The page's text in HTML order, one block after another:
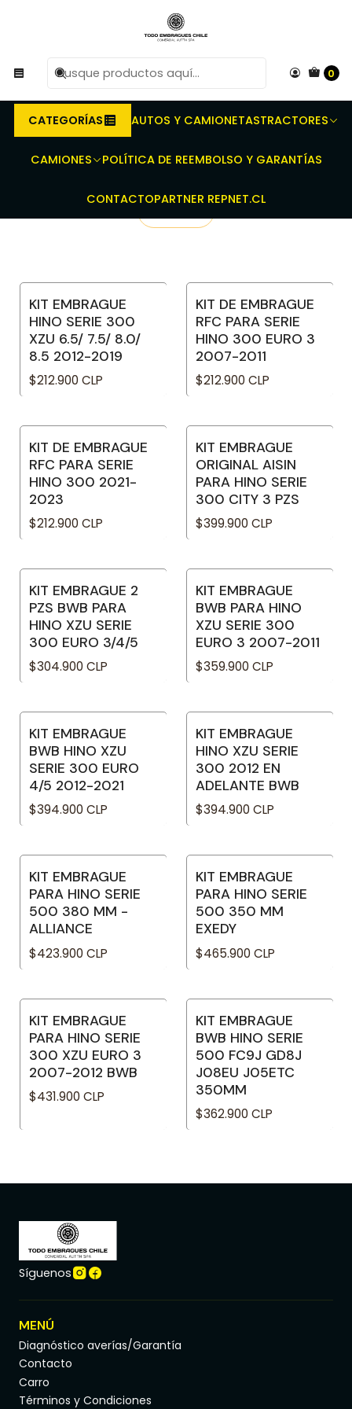
0
CATEGORÍAS AUTOS Y CAMIONETASTRACTORES
CAMIONES POLÍTICA DE REEMBOLSO Y GARANTÍAS
CONTACTOPARTNER REPNET.CL
Compra antes de las 10 AM de Lunes a Viernes y
entregaremos al transporte en un máximo de 24 hrs hábiles.
Inicio Repuestos para vehículos automotrices
Embragues para Hino
Embragues para Hino
KIT EMBRAGUE
HINO SERIE 300
XZU 6.5/ 7.5/ 8.0/
8.5 2012-2019
$212.900 CLP
No disponible
KIT DE EMBRAGUE
RFC PARA SERIE
HINO 300 EURO 3
2007-2011
$212.900 CLP
No disponible
KIT DE EMBRAGUE
RFC PARA SERIE
HINO 300 2021-
2023
$212.900 CLP
No disponible
KIT EMBRAGUE
ORIGINAL AISIN
PARA HINO SERIE
300 CITY 3 PZS
$399.900 CLP
KIT EMBRAGUE 2
PZS BWB PARA
HINO XZU SERIE
300 EURO 3/4/5
$304.900 CLP
KIT EMBRAGUE
BWB PARA HINO
XZU SERIE 300
EURO 3 2007-2011
$359.900 CLP
KIT EMBRAGUE
BWB HINO XZU
SERIE 300 EURO
4/5 2012-2021
$394.900 CLP
KIT EMBRAGUE
HINO XZU SERIE
300 2012 EN
ADELANTE BWB
$394.900 CLP
No disponible
KIT EMBRAGUE
PARA HINO SERIE
500 380 MM -
ALLIANCE
$423.900 CLP
No disponible
KIT EMBRAGUE
PARA HINO SERIE
500 350 MM
EXEDY
$465.900 CLP
No disponible
KIT EMBRAGUE
PARA HINO SERIE
300 XZU EURO 3
2007-2012 BWB
$431.900 CLP
KIT EMBRAGUE
BWB HINO SERIE
500 FC9J GD8J
J08EU J05ETC
350MM
$362.900 CLP
Síguenos
MENÚ
Diagnóstico averías/Garantía
Contacto
Carro
Términos y Condiciones